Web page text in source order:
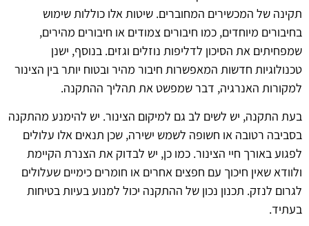
תקינה של המכשירים המחוברים. שיטות אלו כוללות שימוש
בחיבורים מיוחדים, כמו חיבורים צמודים או חיבורים מהירים,
שמפחיתים את הסיכון לדליפות נוזלים וגזים. בנוסף, ישנן
טכנולוגיות חדשות המאפשרות חיבור מהיר ובטוח יותר בין הצינור
למקורות האנרגיה, דבר שמפשט את תהליך ההתקנה.
בעת התקנה, יש לשים לב גם למיקום הצינור. יש להימנע מהתקנה
בסביבה רטובה או חשופה לשמש ישירה, שכן תנאים אלו עלולים
לפגוע באורך חיי הצינור. כמו כן, יש לבדוק את הצנרת הקיימת
ולוודא שאין חיכוך עם חפצים אחרים או חומרים כימיים שעלולים
לגרום לנזק. תכנון נכון של ההתקנה יכול למנוע בעיות בטיחות
בעתיד.